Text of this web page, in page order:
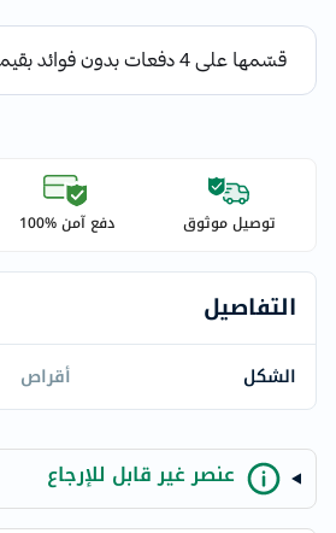
توصيل موثوق دفع آمن %100
التفاصيل
الشكل أقراص
عنصر غير قابل للإرجاع